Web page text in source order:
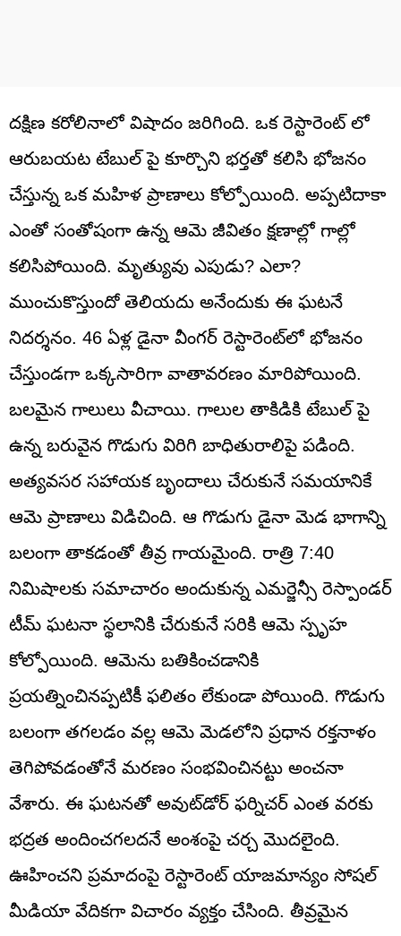
దక్షిణ కరోలినాలో విషాదం జరిగింది. ఒక రెస్టారెంట్ లో
ఆరుబయట టేబుల్‌ పై కూర్చొని భర్తతో కలిసి భోజనం
చేస్తున్న ఒక మహిళ ప్రాణాలు కోల్పోయింది. అప్పటిదాకా
ఎంతో సంతోషంగా ఉన్న ఆమె జీవితం క్షణాల్లో గాల్లో
కలిసిపోయింది. మృత్యువు ఎపుడు? ఎలా?
ముంచుకొస్తుందో తెలియదు అనేందుకు ఈ ఘటనే
నిదర్శనం. 46 ఏళ్ల డైనా వీంగర్ రెస్టారెంట్‌లో భోజనం
చేస్తుండగా ఒక్కసారిగా వాతావరణం మారిపోయింది.
బలమైన గాలులు వీచాయి. గాలుల తాకిడికి టేబుల్‌ పై
ఉన్న బరువైన గొడుగు విరిగి బాధితురాలిపై పడింది.
అత్యవసర సహాయక బృందాలు చేరుకునే సమయానికే
ఆమె ప్రాణాలు విడిచింది. ఆ గొడుగు డైనా మెడ భాగాన్ని
బలంగా తాకడంతో తీవ్ర గాయమైంది. రాత్రి 7:40
నిమిషాలకు సమాచారం అందుకున్న ఎమర్జెన్సీ రెస్పాండర్‌
టీమ్‌ ఘటనా స్థలానికి చేరుకునే సరికి ఆమె స్పృహ
కోల్పోయింది. ఆమెను బతికించడానికి
ప్రయత్నించినప్పటికీ ఫలితం లేకుండా పోయింది. గొడుగు
బలంగా తగలడం వల్ల ఆమె మెడలోని ప్రధాన రక్తనాళం
తెగిపోవడంతోనే మరణం సంభవించినట్టు అంచనా
వేశారు. ఈ ఘటనతో అవుట్‌డోర్ ఫర్నిచర్ ఎంత వరకు
భద్రత అందించగలదనే అంశంపై చర్చ మొదలైంది.
ఊహించని ప్రమాదంపై రెస్టారెంట్ యాజమాన్యం సోషల్
మీడియా వేదికగా విచారం వ్యక్తం చేసింది. తీవ్రమైన